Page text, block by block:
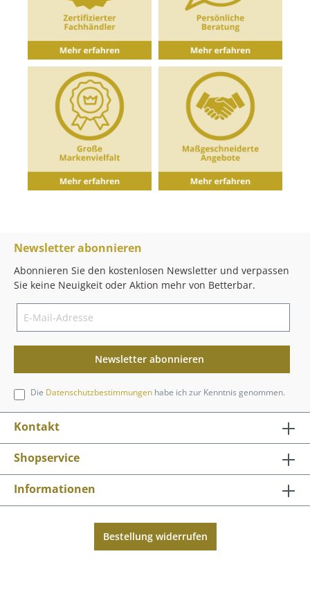
Newsletter abonnieren
Abonnieren Sie den kostenlosen Newsletter und verpassen
Sie keine Neuigkeit oder Aktion mehr von Betterbar.
Newsletter abonnieren
Die Datenschutzbestimmungen habe ich zur Kenntnis genommen.
Kontakt
Shopservice
Informationen
Bestellung widerrufen